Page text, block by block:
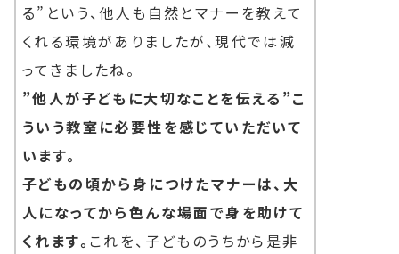
る”という、他人も自然とマナーを教えて
くれる環境がありましたが、現代では減
ってきましたね。
”他人が子どもに大切なことを伝える”こ
ういう教室に必要性を感じていただいて
います。
子どもの頃から身につけたマナーは、大
人になってから色んな場面で身を助けて
くれます。 これを、子どものうちから是非